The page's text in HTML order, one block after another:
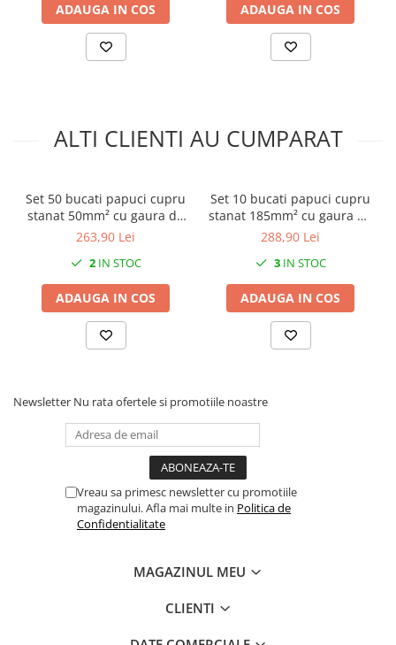
ADAUGA IN COS ADAUGA IN COS
ALTI CLIENTI AU CUMPARAT
Set 50 bucati papuci cupru
stanat 50mm² cu gaura de
8mm lungime totala 43mm
263,90 Lei
2IN STOC
ADAUGA IN COS
Set 10 bucati papuci cupru
stanat 185mm² cu gaura de
16mm
288,90 Lei
3IN STOC
ADAUGA IN COS
Newsletter Nu rata ofertele si promotiile noastre
Vreau sa primesc newsletter cu promotiile
magazinului. Afla mai multe in Politica de
Confidentialitate
MAGAZINUL MEU
CLIENTI